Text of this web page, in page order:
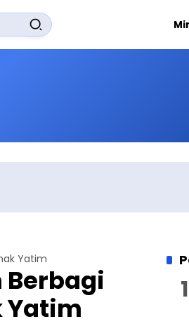
Yatim
Berbagi
Yatim